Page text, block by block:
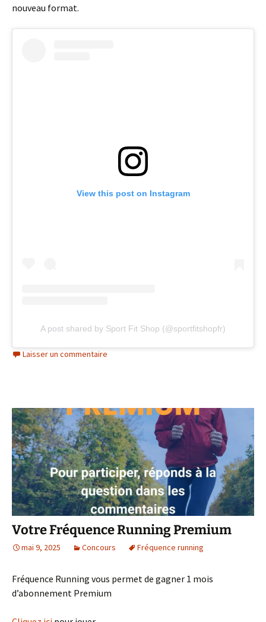
nouveau format.
View this post on Instagram
A post shared by Sport Fit Shop (@sportfitshopfr)
Laisser un commentaire
Votre Fréquence Running Premium
mai 9, 2025 Concours Fréquence running
Fréquence Running vous permet de gagner 1 mois
d’abonnement Premium